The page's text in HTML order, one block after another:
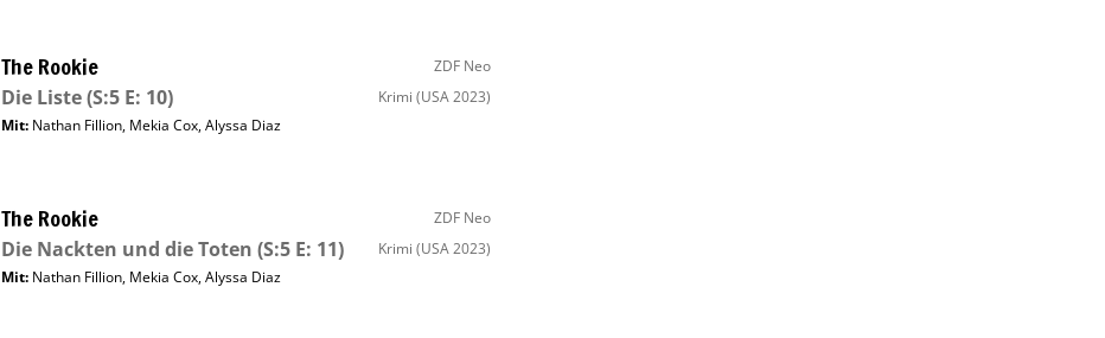
The Rookie ZDF Neo
Die Liste(S:5 E: 10) Krimi (USA 2023)
Mit: Nathan Fillion, Mekia Cox,Alyssa Diaz
The Rookie ZDF Neo
Die Nackten und die Toten (S:5 E: 11) Krimi (USA 2023)
Mit: Nathan Fillion, Mekia Cox,Alyssa Diaz